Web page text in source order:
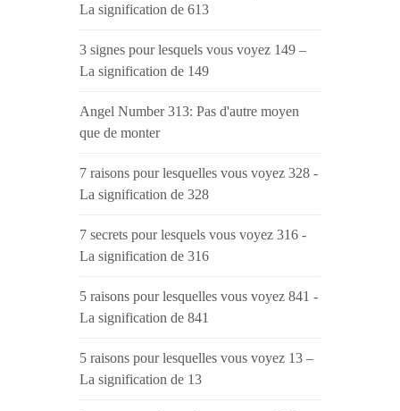
La signification de 613
3 signes pour lesquels vous voyez 149 –
La signification de 149
Angel Number 313: Pas d'autre moyen
que de monter
7 raisons pour lesquelles vous voyez 328 -
La signification de 328
7 secrets pour lesquels vous voyez 316 -
La signification de 316
5 raisons pour lesquelles vous voyez 841 -
La signification de 841
5 raisons pour lesquelles vous voyez 13 –
La signification de 13